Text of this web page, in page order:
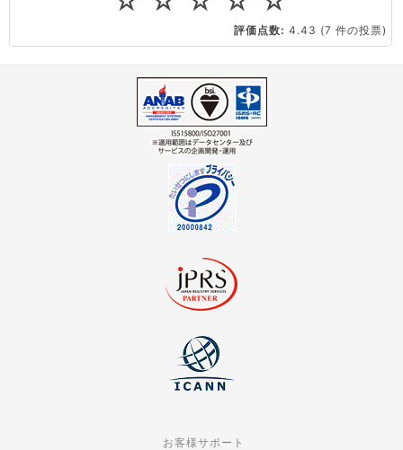
CPUやメモリをアップグレードしたい
評価点数: 4.43 (7 件の投票)
お客様サポート